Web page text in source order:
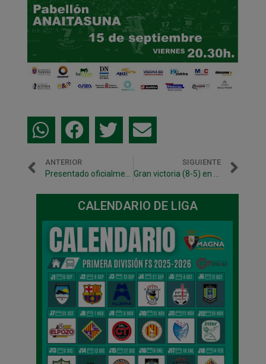
ANTERIOR
Presentado oficialmente el C.A. Osasuna Magna 2017/2018
SIGUIENTE
Gran victoria (8-5) en el debut liguero del nuevo C.A. Osasuna Magna
CALENDARIO DE LIGA